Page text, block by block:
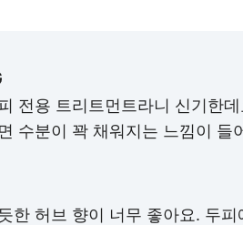
전용 트리트먼트라니 신기한
수분이 꽉 채워지는 느낌이 들
한 허브 향이 너무 좋아요. 두피